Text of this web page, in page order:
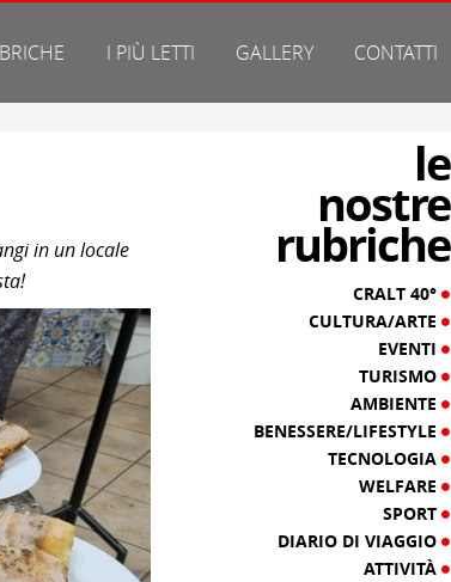
I PIÙ LETTI GALLERY CONTATTI
in un locale
le
nostre
rubriche
CRALT 40°
CULTURA/ARTE
EVENTI
TURISMO
AMBIENTE
BENESSERE/LIFESTYLE
TECNOLOGIA
WELFARE
SPORT
DIARIO DI VIAGGIO
ATTIVITÀ